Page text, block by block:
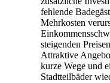
fehlende
Mehrkosten
steigenden
Attraktive
kurze Wege und
Stadtteilbäder